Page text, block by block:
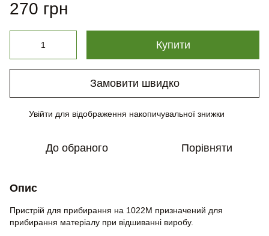
270 грн
Купити
Замовити швидко
Увійти для відображення накопичувальної знижки
До обраного Порівняти
Опис
Пристрій для прибирання на 1022М призначений для
прибирання матеріалу при відшиванні виробу.